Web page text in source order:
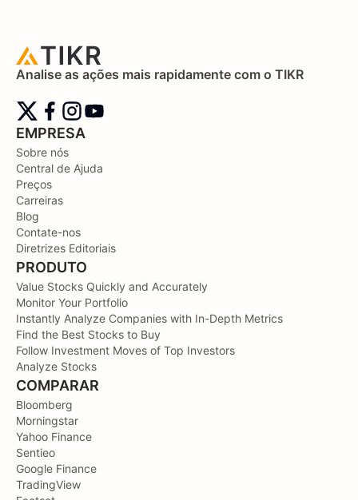
Analise as ações mais rapidamente com o TIKR
EMPRESA
Sobre nós
Central de Ajuda
Preços
Carreiras
Blog
Contate-nos
Diretrizes Editoriais
PRODUTO
Value Stocks Quickly and Accurately
Monitor Your Portfolio
Instantly Analyze Companies with In-Depth Metrics
Find the Best Stocks to Buy
Follow Investment Moves of Top Investors
Analyze Stocks
COMPARAR
Bloomberg
Morningstar
Yahoo Finance
Sentieo
Google Finance
TradingView